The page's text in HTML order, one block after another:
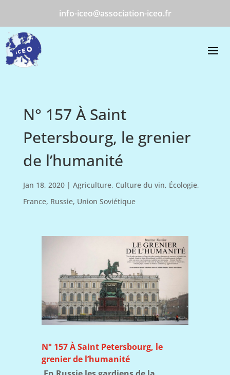
info-iceo@association-iceo.fr
N° 157 À Saint
Petersbourg, le grenier
de l’humanité
Jan 18, 2020| Agriculture, Culture du vin, Écologie,
France, Russie, Union Soviétique
N° 157 À Saint Petersbourg, le
grenier de l’humanité